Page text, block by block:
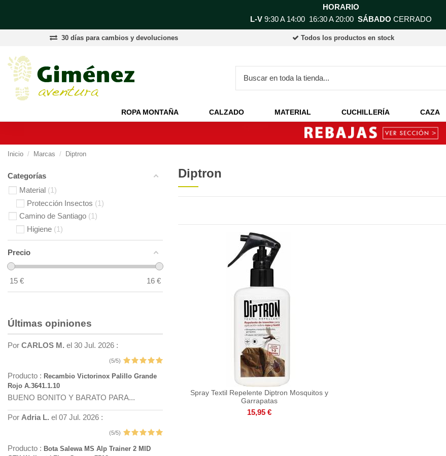
HORARIO
L-V 9:30 A 14:00 16:30 A 20:00 SÁBADO CERRADO
30 días para cambios y devoluciones Todos los productos en stock
ROPA MONTAÑA CALZADO MATERIAL CUCHILLERÍA CAZA
Inicio Marcas Diptron
Diptron
Spray Textil Repelente Diptron Mosquitos y
Garrapatas
15,95 €
Categorías
Material
1
Protección Insectos
1
Camino de Santiago
1
Higiene
1
Precio
15 € 16 €
Últimas opiniones
Por CARLOS M. el 30 Jul. 2026 :
(5/5)
Producto : Recambio Victorinox Palillo Grande
Rojo A.3641.1.10
BUENO BONITO Y BARATO PARA...
Por Adria L. el 07 Jul. 2026 :
(5/5)
Producto : Bota Salewa MS Alp Trainer 2 MID